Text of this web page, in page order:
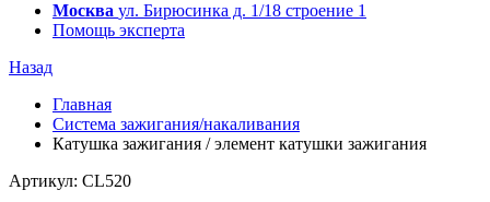
Москва ул. Бирюсинка д. 1/18 строение 1
Помощь эксперта
Назад
Главная
Система зажигания/накаливания
Катушка зажигания / элемент катушки зажигания
Артикул: CL520